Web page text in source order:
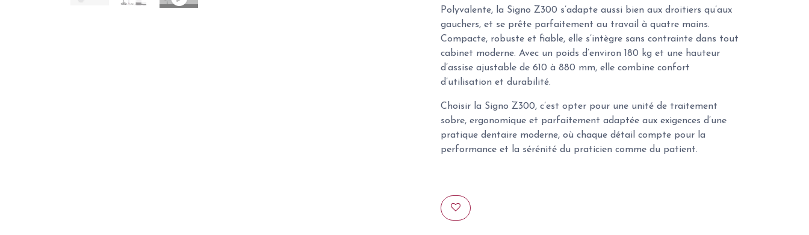
Polyvalente, la Signo Z300 s’adapte aussi bien aux droitiers qu’aux
gauchers, et se prête parfaitement au travail à quatre mains.
Compacte, robuste et fiable, elle s’intègre sans contrainte dans tout
cabinet moderne. Avec un poids d’environ 180 kg et une hauteur
d’assise ajustable de 610 à 880 mm, elle combine confort
d’utilisation et durabilité.
Choisir la Signo Z300, c’est opter pour une unité de traitement
sobre, ergonomique et parfaitement adaptée aux exigences d’une
pratique dentaire moderne, où chaque détail compte pour la
performance et la sérénité du praticien comme du patient.